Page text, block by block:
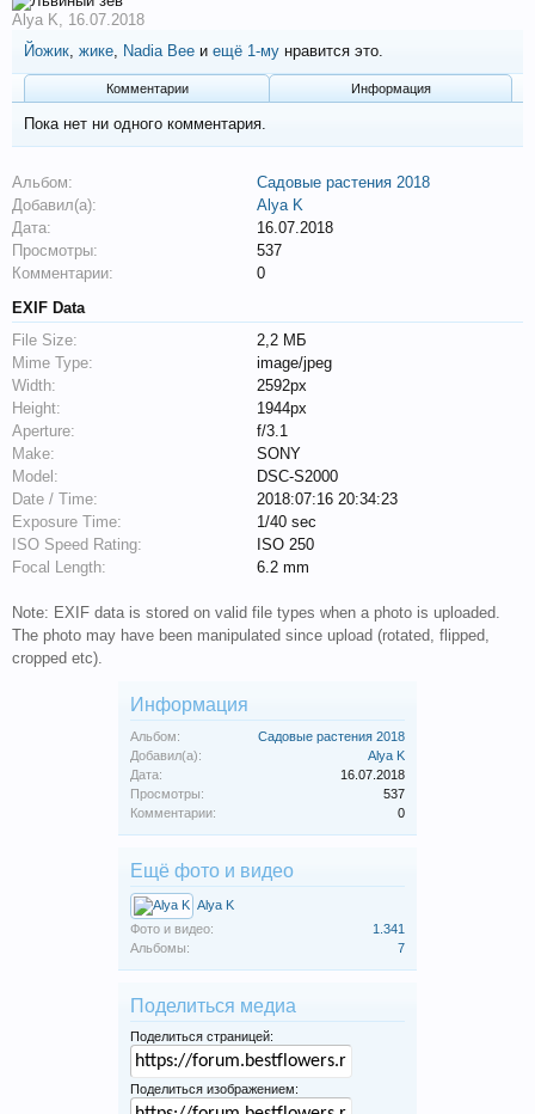
Alya K, 16.07.2018
Йожик, жике, Nadia Bee и ещё 1-му нравится это.
Комментарии Информация
Пока нет ни одного комментария.
Альбом:
Садовые растения 2018
Добавил(а):
Alya K
Дата:
16.07.2018
Просмотры:
537
Комментарии:
0
EXIF Data
File Size:
2,2 МБ
Mime Type:
image/jpeg
Width:
2592px
Height:
1944px
Aperture:
f/3.1
Make:
SONY
Model:
DSC-S2000
Date / Time:
2018:07:16 20:34:23
Exposure Time:
1/40 sec
ISO Speed Rating:
ISO 250
Focal Length:
6.2 mm
Note: EXIF data is stored on valid file types when a photo is uploaded.
The photo may have been manipulated since upload (rotated, flipped,
cropped etc).
Информация
Альбом:
Садовые растения 2018
Добавил(а):
Alya K
Дата:
16.07.2018
Просмотры:
537
Комментарии:
0
Ещё фото и видео
Alya K
Фото и видео:
1.341
Альбомы:
7
Поделиться медиа
Поделиться страницей:
Поделиться изображением: